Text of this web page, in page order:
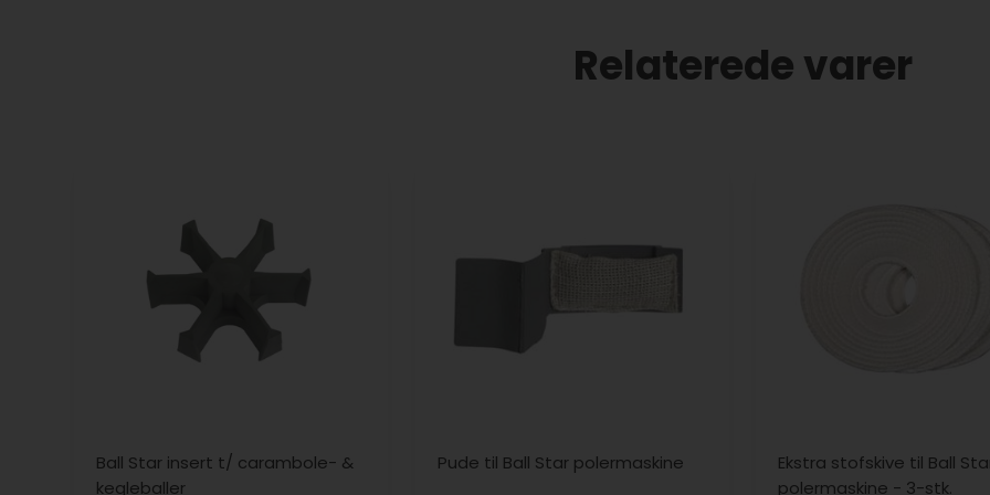
Relaterede varer
Ball Star insert t/ carambole- &
kegleballer
Pude til Ball Star polermaskine
Ekstra stofskive til Ball
polermaskine - 3-stk.